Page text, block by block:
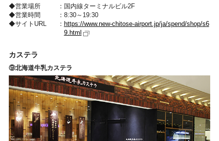
営業場所
国内線ターミナルビル2F
営業時間
8:30～19:30
サイトURL
https://www.new-chitose-airport.jp/ja/spend/shop/s6
9.html
カステラ
⑨北海道牛乳カステラ